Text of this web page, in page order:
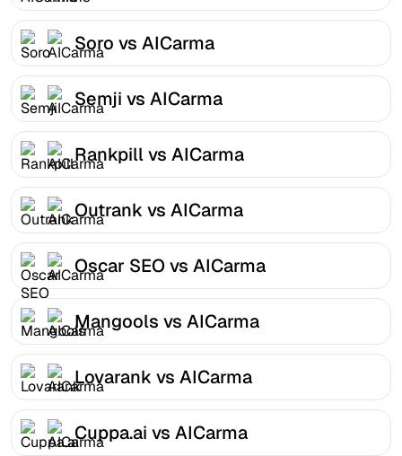
Soro vs AICarma
Semji vs AICarma
Rankpill vs AICarma
Outrank vs AICarma
Oscar SEO vs AICarma
Mangools vs AICarma
Lovarank vs AICarma
Cuppa.ai vs AICarma